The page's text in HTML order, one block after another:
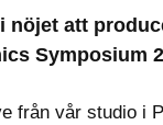
nöjet att
Symposium
från vår studio i